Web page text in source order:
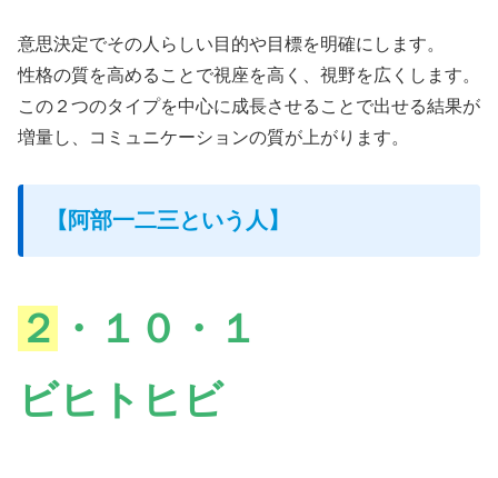
意思決定でその人らしい目的や目標を明確にします。
性格の質を高めることで視座を高く、視野を広くします。
この２つのタイプを中心に成長させることで出せる結果が
増量し、コミュニケーションの質が上がります。
【阿部一二三という人】
２ ・１０・１
ビヒトヒビ